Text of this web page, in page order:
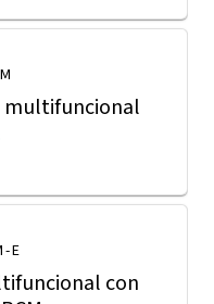
multifuncional
E
con